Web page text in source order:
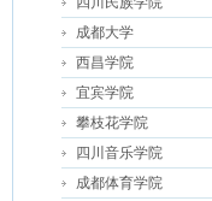
成都大学
西昌学院
宜宾学院
攀枝花学院
四川音乐学院
成都体育学院